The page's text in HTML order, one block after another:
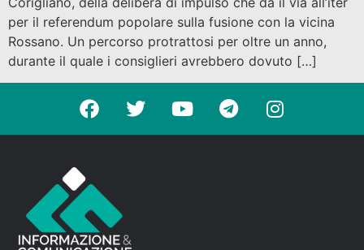
per il referendum popolare sulla fusione con la vicina
Rossano. Un percorso protrattosi per oltre un anno,
durante il quale i consiglieri avrebbero dovuto […]